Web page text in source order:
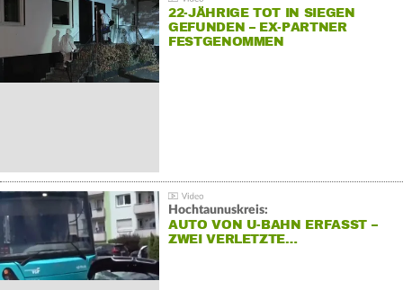
22-JÄHRIGE TOT IN SIEGEN
GEFUNDEN – EX-PARTNER
FESTGENOMMEN
Hochtaunuskreis:
AUTO VON U-BAHN ERFASST –
ZWEI VERLETZTE…